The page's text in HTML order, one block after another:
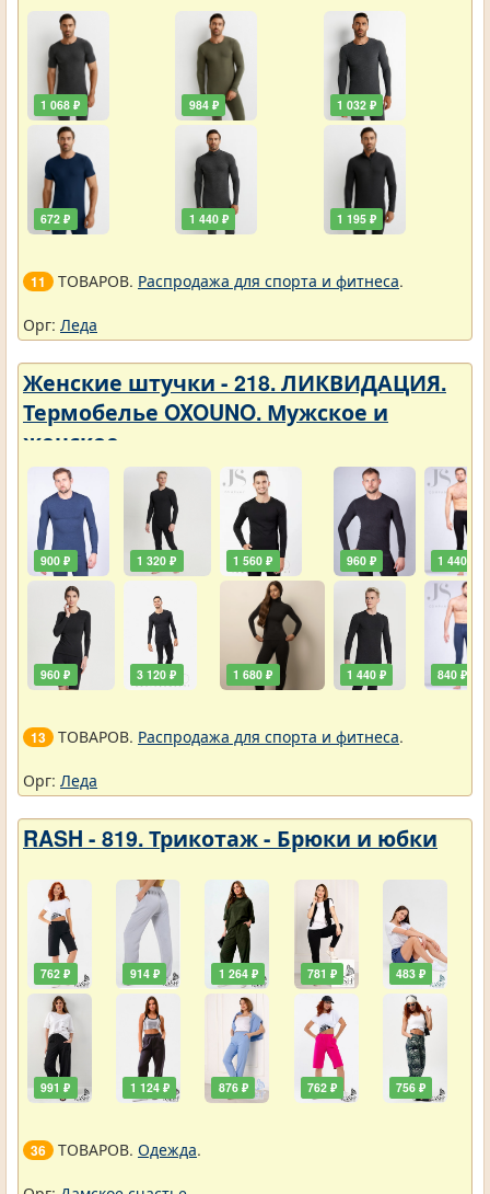
1 068 ₽
672 ₽
984 ₽
1 440 ₽
1 032 ₽
1 195 ₽
11 ТОВАРОВ. Распродажа для спорта и фитнеса.
Орг: Леда
Женские штучки - 218. ЛИКВИДАЦИЯ.
Термобелье OXOUNO. Мужское и
женское
900 ₽
960 ₽
1 320 ₽
3 120 ₽
1 560 ₽
1 680 ₽
960 ₽
1 440 ₽
1 440 ₽
840 ₽
13 ТОВАРОВ. Распродажа для спорта и фитнеса.
Орг: Леда
RASH - 819. Трикотаж - Брюки и юбки
762 ₽
991 ₽
914 ₽
1 124 ₽
1 264 ₽
876 ₽
781 ₽
762 ₽
483 ₽
756 ₽
36 ТОВАРОВ. Одежда.